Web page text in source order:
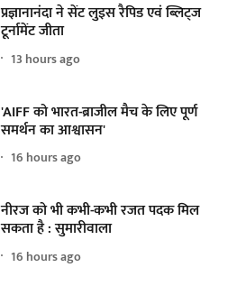
प्रज्ञानानंदा ने सेंट लुइस रैपिड एवं ब्लिट्ज
टूर्नामेंट जीता
13 hours ago
'AIFF को भारत-ब्राजील मैच के लिए पूर्ण
समर्थन का आश्वासन'
16 hours ago
नीरज को भी कभी-कभी रजत पदक मिल
सकता है : सुमारीवाला
16 hours ago